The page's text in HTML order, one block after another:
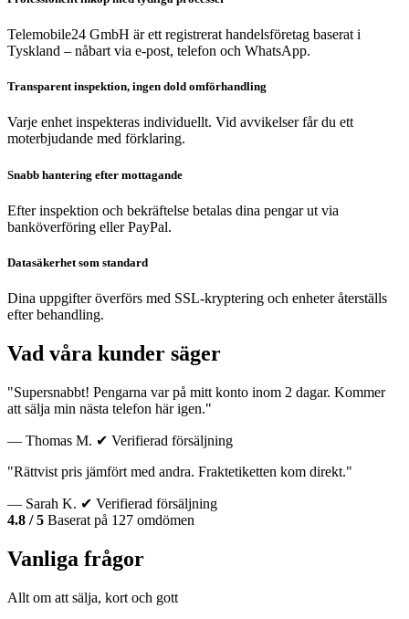
Telemobile24 GmbH är ett registrerat handelsföretag baserat i
Tyskland – nåbart via e-post, telefon och WhatsApp.
Transparent inspektion, ingen dold omförhandling
Varje enhet inspekteras individuellt. Vid avvikelser får du ett
moterbjudande med förklaring.
Snabb hantering efter mottagande
Efter inspektion och bekräftelse betalas dina pengar ut via
banköverföring eller PayPal.
Datasäkerhet som standard
Dina uppgifter överförs med SSL-kryptering och enheter återställs
efter behandling.
Vad våra kunder säger
"Supersnabbt! Pengarna var på mitt konto inom 2 dagar. Kommer
att sälja min nästa telefon här igen."
— Thomas M. ✔ Verifierad försäljning
"Rättvist pris jämfört med andra. Fraktetiketten kom direkt."
— Sarah K. ✔ Verifierad försäljning
4.8 / 5 Baserat på 127 omdömen
Vanliga frågor
Allt om att sälja, kort och gott